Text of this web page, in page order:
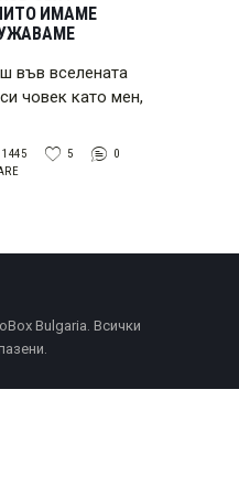
ИМАМЕ
във вселената
човек като мен,
1445 5
0
Bulgaria. Всички